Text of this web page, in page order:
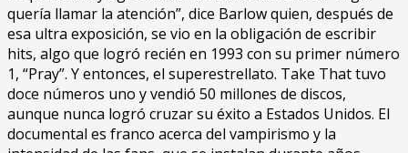
quería llamar la atención”, dice Barlow quien, después de
esa ultra exposición, se vio en la obligación de escribir
hits, algo que logró recién en 1993 con su primer número
1, “Pray”. Y entonces, el superestrellato. Take That tuvo
doce números uno y vendió 50 millones de discos,
aunque nunca logró cruzar su éxito a Estados Unidos. El
documental es franco acerca del vampirismo y la